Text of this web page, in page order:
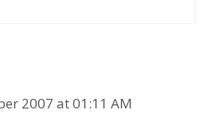
2007 at 01:11 AM